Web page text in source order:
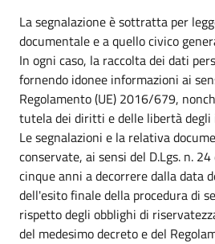
La segnalazione è sottratta per
documentale e a quello civico
In ogni caso, la raccolta dei dati
fornendo idonee informazioni ai
Regolamento (UE) 2016/679,
tutela dei diritti e delle libertà degli
Le segnalazioni e la relativa
conservate, ai sensi del D.Lgs. n.
cinque anni a decorrere dalla data
dell'esito finale della procedura di
rispetto degli obblighi di
del medesimo decreto e del